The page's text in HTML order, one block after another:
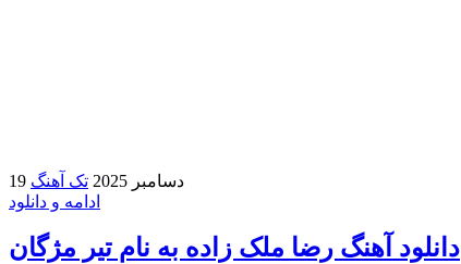
19 دسامبر 2025
تک آهنگ
ادامه و دانلود
دانلود آهنگ رضا ملک زاده به نام تیر مژگان